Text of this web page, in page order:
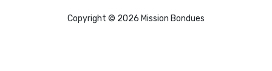
Copyright © 2026 Mission Bondues